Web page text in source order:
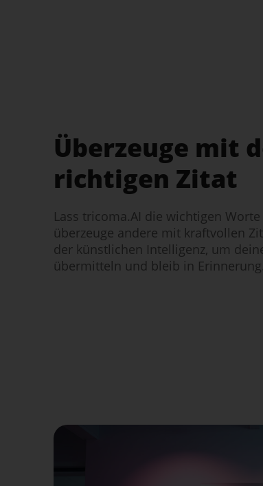
Überzeuge mit
richtigen Zitat
Lass tricoma.AI die wichtigen
überzeuge andere mit kraftvollen
der künstlichen Intelligenz, um
übermitteln und bleib in Erinnerung.